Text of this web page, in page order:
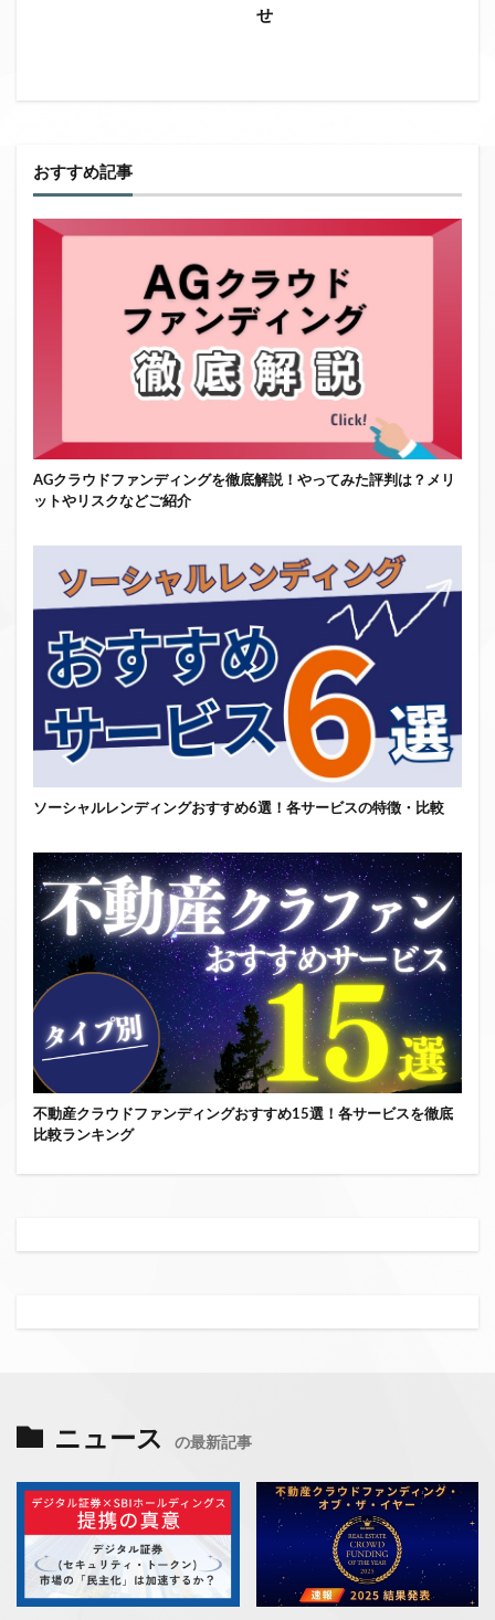
せ
おすすめ記事
AGクラウドファンディングを徹底解説！やってみた評判は？メリ
ットやリスクなどご紹介
ソーシャルレンディングおすすめ6選！各サービスの特徴・比較
不動産クラウドファンディングおすすめ15選！各サービスを徹底
比較ランキング
ニュース の最新記事